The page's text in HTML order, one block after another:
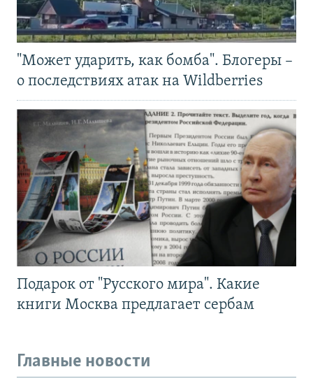
"Может ударить, как бомба". Блогеры –
о последствиях атак на Wildberries
Подарок от "Русского мира". Какие
книги Москва предлагает сербам
Главные новости